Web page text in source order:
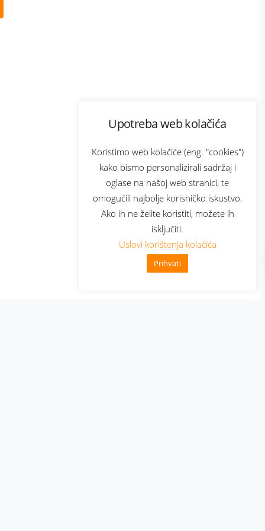
Upotreba web kolačića
Koristimo web kolačiće (eng. "cookies")
kako bismo personalizirali sadržaj i
oglase na našoj web stranici, te
omogućili najbolje korisničko iskustvo.
Ako ih ne želite koristiti, možete ih
isključiti.
Uslovi korištenja kolačića
Prihvati
👋 Zdravo, kako mogu pomoći
Bonus plus
Prijava za newsletter